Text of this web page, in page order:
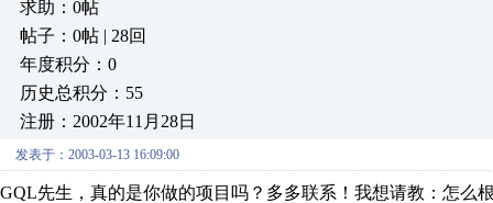
求助：0帖
帖子：0帖 | 28回
年度积分：0
历史总积分：55
注册：2002年11月28日
发表于：2003-03-13 16:09:00
GQL先生，真的是你做的项目吗？多多联系！我想请教：怎么